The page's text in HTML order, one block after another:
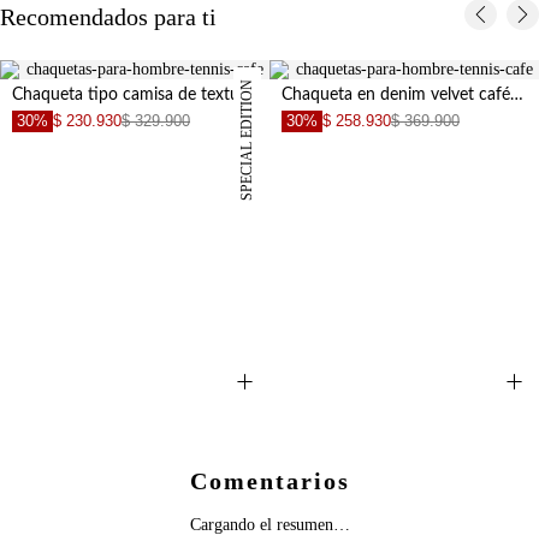
Recomendados para ti
SPECIAL EDITION
Chaqueta tipo camisa de textura suave café para hombre
$ 230.930$ 329.900
Chaqueta en denim velvet café para hombre
30% $ 258.930$ 369.900
Comentarios
Cargando el resumen…